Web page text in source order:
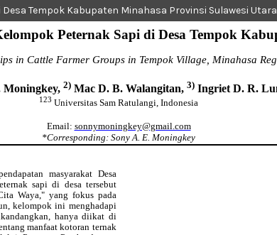
Tempok Kabupaten Minahasa Provinsi Sulawesi Utara